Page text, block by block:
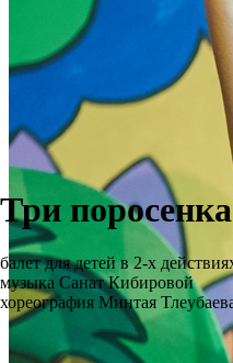
Три поросенка
балет для детей в 2-х
музыка Санат Кибировой
хореография Минтая